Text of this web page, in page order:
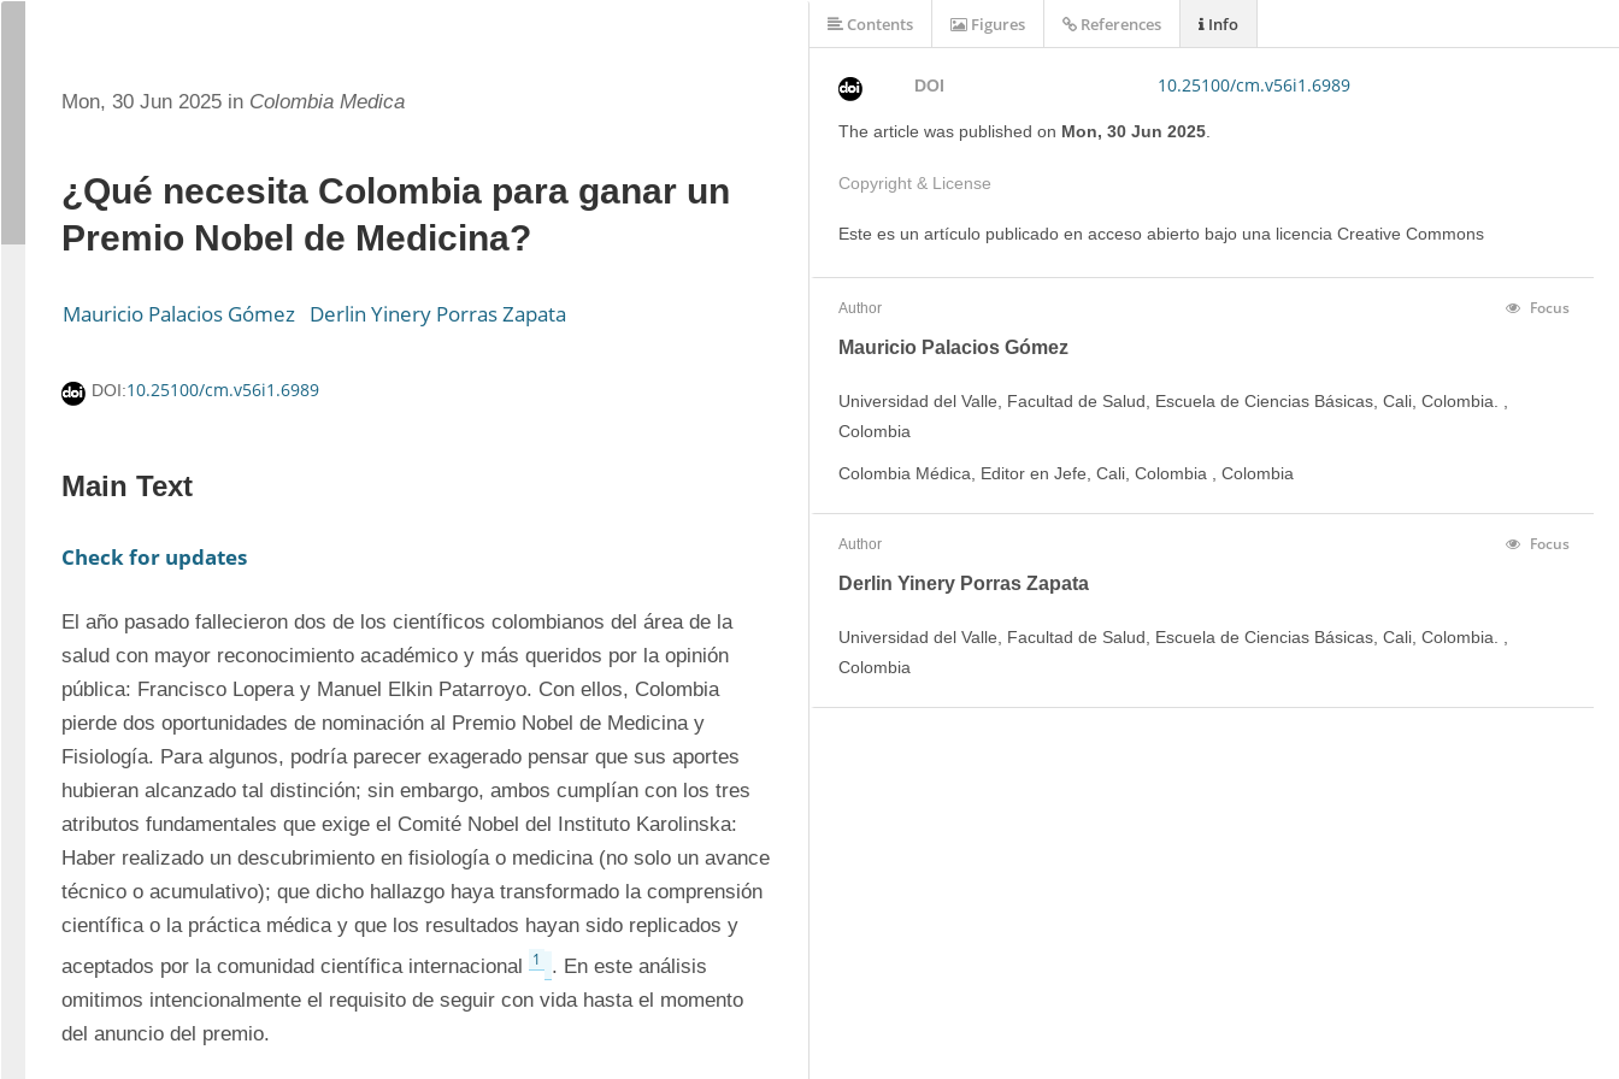
Mon, 30 Jun 2025 in Colombia Medica
¿Qué necesita Colombia para ganar un
Premio Nobel de Medicina?
Mauricio Palacios Gómez Derlin Yinery Porras Zapata
DOI:10.25100/cm.v56i1.6989
Main Text
Check for updates
El año pasado fallecieron dos de los científicos colombianos del área de la
salud con mayor reconocimiento académico y más queridos por la opinión
pública: Francisco Lopera y Manuel Elkin Patarroyo. Con ellos, Colombia
pierde dos oportunidades de nominación al Premio Nobel de Medicina y
Fisiología. Para algunos, podría parecer exagerado pensar que sus aportes
hubieran alcanzado tal distinción; sin embargo, ambos cumplían con los tres
atributos fundamentales que exige el Comité Nobel del Instituto Karolinska:
Haber realizado un descubrimiento en fisiología o medicina (no solo un avance
técnico o acumulativo); que dicho hallazgo haya transformado la comprensión
científica o la práctica médica y que los resultados hayan sido replicados y
aceptados por la comunidad científica internacional 1
. En este análisis
omitimos intencionalmente el requisito de seguir con vida hasta el momento
del anuncio del premio.
DOI 10.25100/cm.v56i1.6989
The article was published on Mon, 30 Jun 2025
Copyright & License
Este es un artículo publicado en acceso abierto bajo una licencia Creative Commons
Author
Focus
Mauricio Palacios Gómez
Universidad del Valle, Facultad de Salud, Escuela de Ciencias Básicas, Cali, Colombia. ,
Colombia
Colombia Médica, Editor en Jefe, Cali, Colombia , Colombia
Author
Focus
Derlin Yinery Porras Zapata
Universidad del Valle, Facultad de Salud, Escuela de Ciencias Básicas, Cali, Colombia. ,
Colombia
Contents Figures References Info